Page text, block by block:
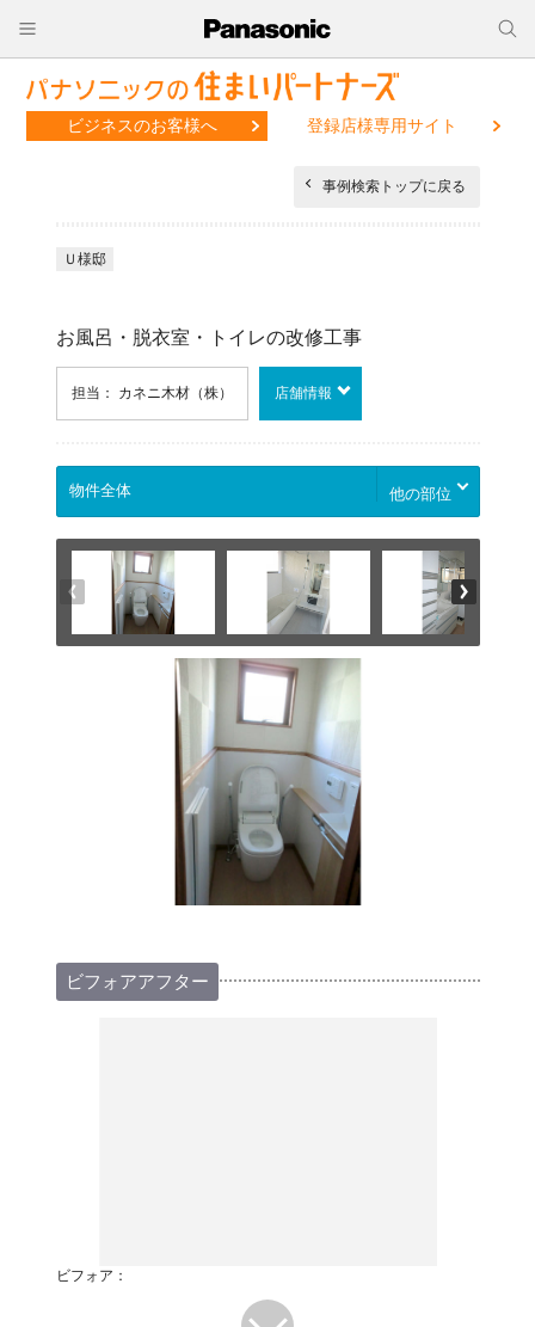
ビジネスのお客様へ 登録店様専用サイト
事例検索トップに戻る
Ｕ様邸
お風呂・脱衣室・トイレの改修工事
担当： カネニ木材（株） 店舗情報
他の部位
ビフォアアフター
ビフォア：